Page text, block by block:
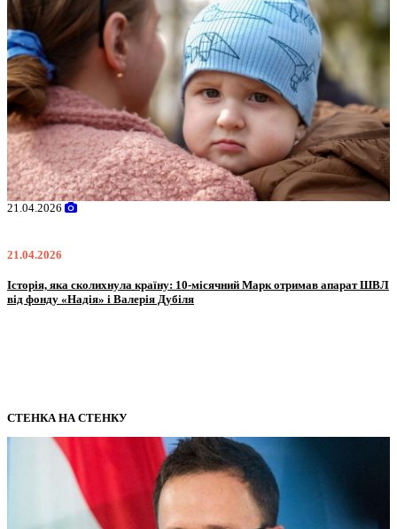
02.02.2026
02.02.2026
Oleksii Abasov: How Ukrainian Businesses Can Attract International
Investments and Hedge Risks During War
СТЕНКА НА СТЕНКУ